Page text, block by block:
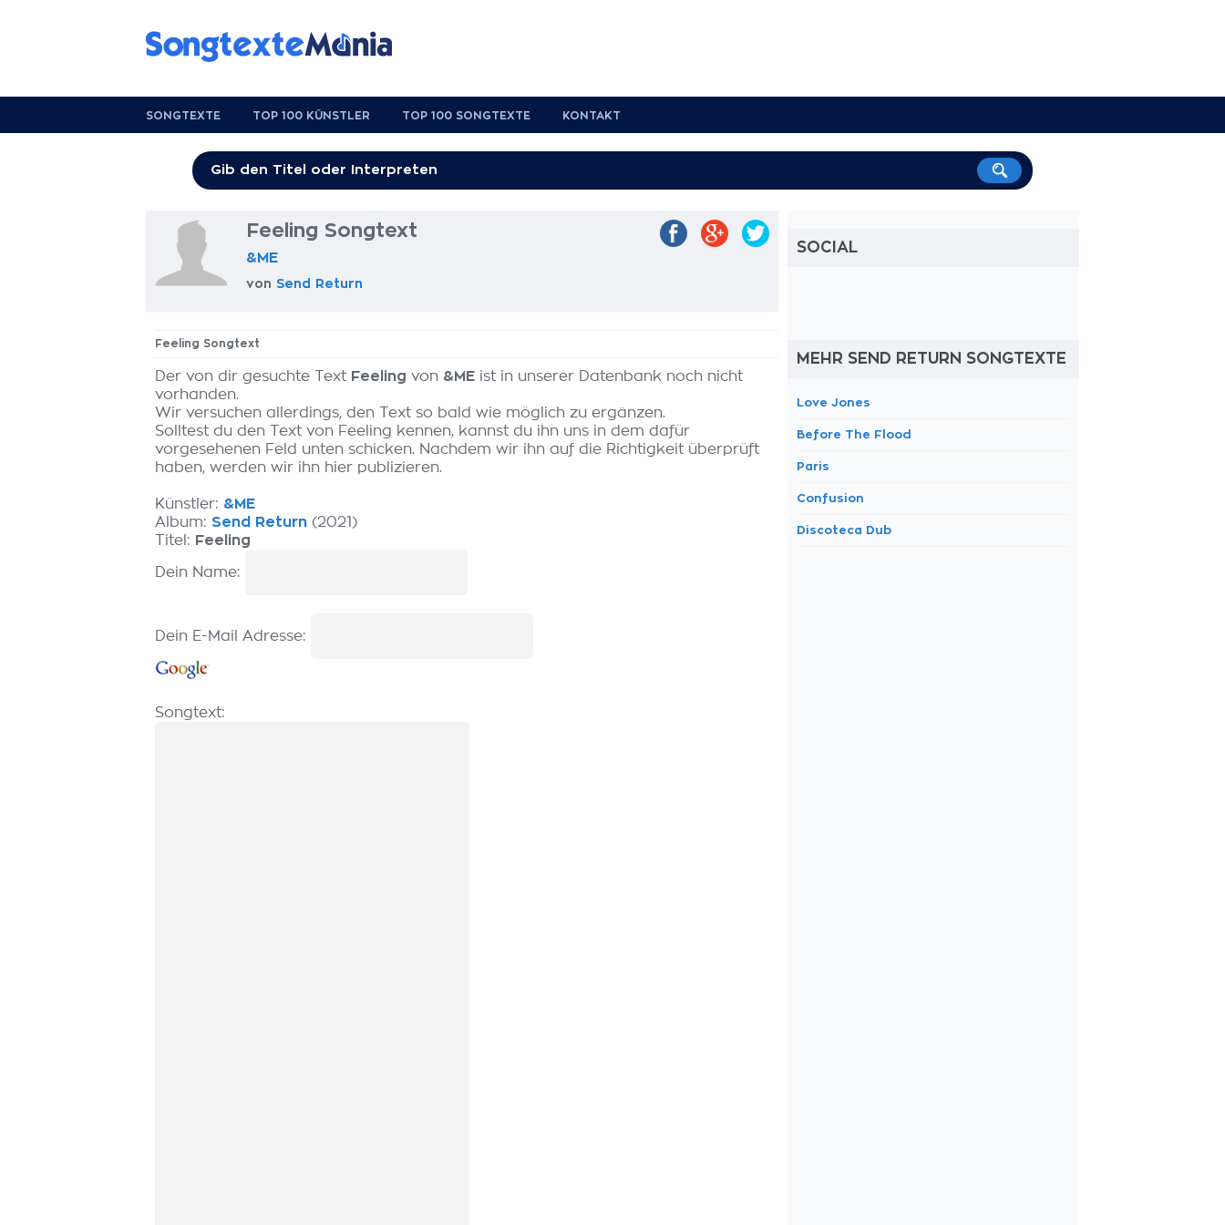
SONGTEXTE TOP 100 KÜNSTLER TOP 100 SONGTEXTE KONTAKT
Feeling Songtext
&ME
von Send Return
Feeling Songtext
Der von dir gesuchte Text Feeling von &ME ist in unserer Datenbank noch nicht
vorhanden.
Wir versuchen allerdings, den Text so bald wie möglich zu ergänzen.
Solltest du den Text von Feeling kennen, kannst du ihn uns in dem dafür
vorgesehenen Feld unten schicken. Nachdem wir ihn auf die Richtigkeit überprüft
haben, werden wir ihn hier publizieren.
Künstler: &ME
Album: Send Return (2021)
Titel: Feeling
Dein Name:
Dein E-Mail Adresse:
Songtext:
SOCIAL
MEHR SEND RETURN SONGTEXTE
Love Jones
Before The Flood
Paris
Confusion
Discoteca Dub